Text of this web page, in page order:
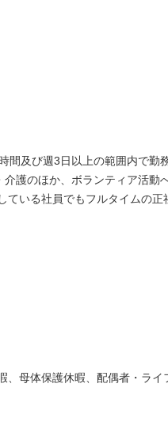
間及び週3日以上の範囲内で勤
護のほか、ボランティア活動
ている社員でもフルタイムの
、母体保護休暇、配偶者・ラ